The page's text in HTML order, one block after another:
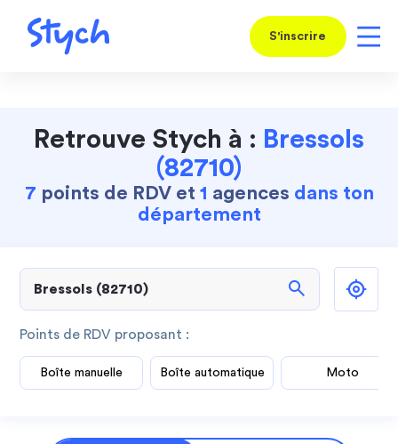
S'inscrire
Retrouve Stych à : Bressols
(82710)
7 points de RDV et 1 agences dans ton
département
search
Points de RDV proposant :
Boîte manuelle Boîte automatique Moto